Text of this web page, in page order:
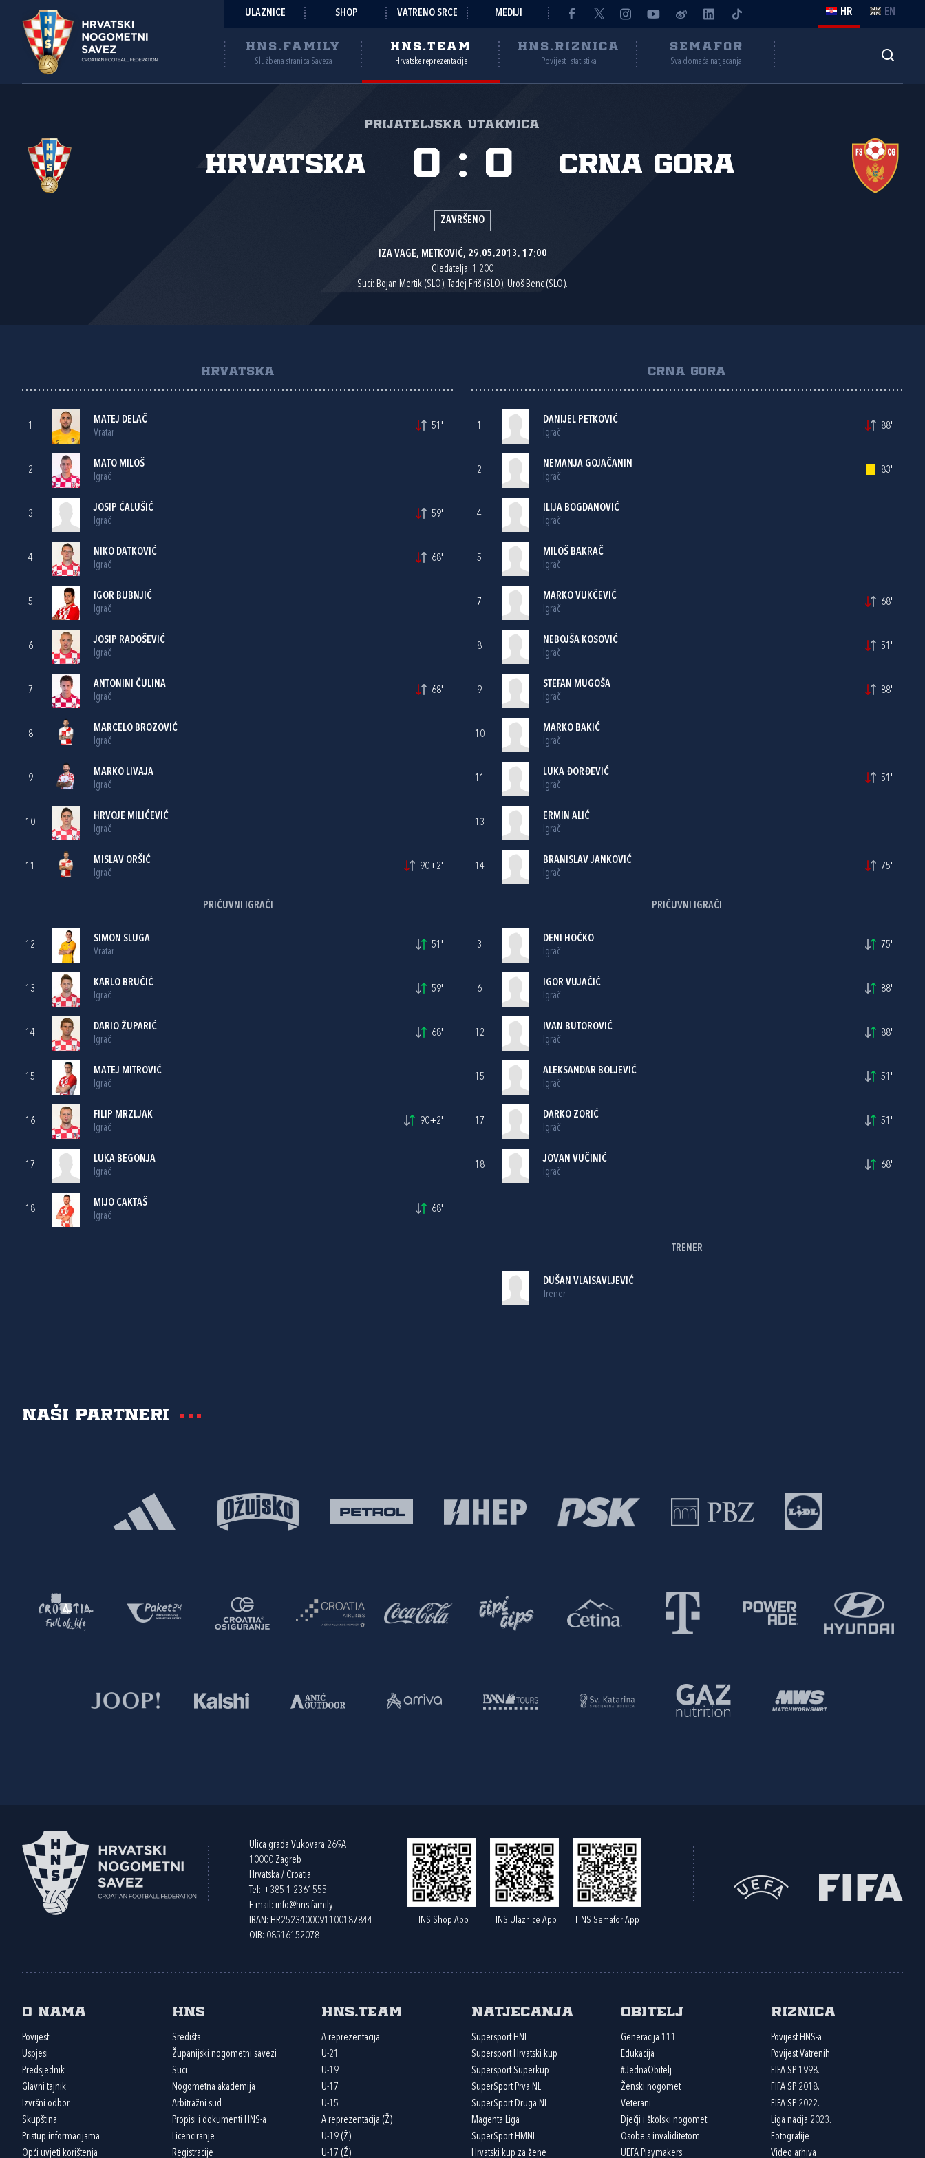
ULAZNICE SHOP VATRENO SRCE MEDIJI HR EN
HNS.FAMILY
Službena stranica Saveza
HNS.TEAM
Hrvatske reprezentacije
HNS.RIZNICA
Povijest i statistika
SEMAFOR
Sva domaća natjecanja
Prijateljska utakmica
Hrvatska Crna Gora
0 : 0
ZAVRŠENO
IZA VAGE, METKOVIĆ, 29.05.2013. 17:00
Gledatelja: 1.200
Suci: Bojan Mertik (SLO), Tadej Friš (SLO), Uroš Benc (SLO).
HRVATSKA
1
MATEJ DELAČ
Vratar
51'
2
MATO MILOŠ
Igrač
3
JOSIP ĆALUŠIĆ
Igrač
59'
4
NIKO DATKOVIĆ
Igrač
68'
5
IGOR BUBNJIĆ
Igrač
6
JOSIP RADOŠEVIĆ
Igrač
7
ANTONINI ČULINA
Igrač
68'
8
MARCELO BROZOVIĆ
Igrač
9
MARKO LIVAJA
Igrač
10
HRVOJE MILIĆEVIĆ
Igrač
11
MISLAV ORŠIĆ
Igrač
90+2'
PRIČUVNI IGRAČI
12
SIMON SLUGA
Vratar
51'
13
KARLO BRUČIĆ
Igrač
59'
14
DARIO ŽUPARIĆ
Igrač
68'
15
MATEJ MITROVIĆ
Igrač
16
FILIP MRZLJAK
Igrač
90+2'
17
LUKA BEGONJA
Igrač
18
MIJO CAKTAŠ
Igrač
68'
CRNA GORA
1
DANIJEL PETKOVIĆ
Igrač
88'
2
NEMANJA GOJAČANIN
Igrač
83'
4
ILIJA BOGDANOVIĆ
Igrač
5
MILOŠ BAKRAČ
Igrač
7
MARKO VUKČEVIĆ
Igrač
68'
8
NEBOJŠA KOSOVIĆ
Igrač
51'
9
STEFAN MUGOŠA
Igrač
88'
10
MARKO BAKIĆ
Igrač
11
LUKA ĐORĐEVIĆ
Igrač
51'
13
ERMIN ALIĆ
Igrač
14
BRANISLAV JANKOVIĆ
Igrač
75'
PRIČUVNI IGRAČI
3
DENI HOČKO
Igrač
75'
6
IGOR VUJAČIĆ
Igrač
88'
12
IVAN BUTOROVIĆ
Igrač
88'
15
ALEKSANDAR BOLJEVIĆ
Igrač
51'
17
DARKO ZORIĆ
Igrač
51'
18
JOVAN VUČINIĆ
Igrač
68'
TRENER
DUŠAN VLAISAVLJEVIĆ
Trener
Naši partneri
Ulica grada Vukovara 269A
10000 Zagreb
Hrvatska / Croatia
Tel: +385 1 2361555
E-mail: info@hns.family
IBAN: HR2523400091100187844
OIB: 08516152078
HNS Shop App HNS Ulaznice App HNS Semafor App
O nama
Povijest
Uspjesi
Predsjednik
Glavni tajnik
Izvršni odbor
Skupština
Pristup informacijama
Opći uvjeti korištenja
HNS
Središta
Županijski nogometni savezi
Suci
Nogometna akademija
Arbitražni sud
Propisi i dokumenti HNS-a
Licenciranje
Registracije
HNS.team
A reprezentacija
U-21
U-19
U-17
U-15
A reprezentacija (Ž)
U-19 (Ž)
U-17 (Ž)
Natjecanja
Supersport HNL
Supersport Hrvatski kup
Supersport Superkup
SuperSport Prva NL
SuperSport Druga NL
Magenta Liga
SuperSport HMNL
Hrvatski kup za žene
Obitelj
Generacija 111
Edukacija
#JednaObitelj
Ženski nogomet
Veterani
Dječji i školski nogomet
Osobe s invaliditetom
UEFA Playmakers
Riznica
Povijest HNS-a
Povijest Vatrenih
FIFA SP 1998.
FIFA SP 2018.
FIFA SP 2022.
Liga nacija 2023.
Fotografije
Video arhiva